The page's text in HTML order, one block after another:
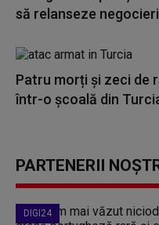
să relanseze
Patru morți și zeci de
într-o școală din
PARTENERII
DIGI24